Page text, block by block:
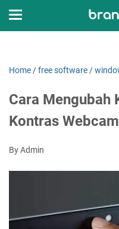
Home /free software /
Cara Mengubah
Kontras
By Admin